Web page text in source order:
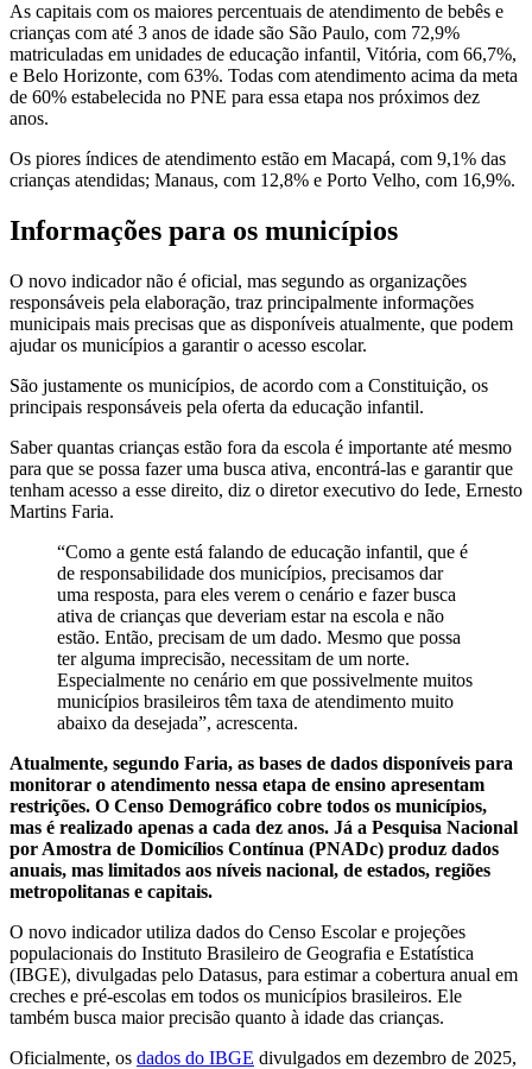
As capitais com os maiores percentuais de atendimento de bebês e
crianças com até 3 anos de idade são São Paulo, com 72,9%
matriculadas em unidades de educação infantil, Vitória, com 66,7%,
e Belo Horizonte, com 63%. Todas com atendimento acima da meta
de 60% estabelecida no PNE para essa etapa nos próximos dez
anos.
Os piores índices de atendimento estão em Macapá, com 9,1% das
crianças atendidas; Manaus, com 12,8% e Porto Velho, com 16,9%.
Informações para os municípios
O novo indicador não é oficial, mas segundo as organizações
responsáveis pela elaboração, traz principalmente informações
municipais mais precisas que as disponíveis atualmente, que podem
ajudar os municípios a garantir o acesso escolar.
São justamente os municípios, de acordo com a Constituição, os
principais responsáveis pela oferta da educação infantil.
Saber quantas crianças estão fora da escola é importante até mesmo
para que se possa fazer uma busca ativa, encontrá-las e garantir que
tenham acesso a esse direito, diz o diretor executivo do Iede, Ernesto
Martins Faria.
“Como a gente está falando de educação infantil, que é
de responsabilidade dos municípios, precisamos dar
uma resposta, para eles verem o cenário e fazer busca
ativa de crianças que deveriam estar na escola e não
estão. Então, precisam de um dado. Mesmo que possa
ter alguma imprecisão, necessitam de um norte.
Especialmente no cenário em que possivelmente muitos
municípios brasileiros têm taxa de atendimento muito
abaixo da desejada”, acrescenta.
Atualmente, segundo Faria, as bases de dados disponíveis para
monitorar o atendimento nessa etapa de ensino apresentam
restrições. O Censo Demográfico cobre todos os municípios,
mas é realizado apenas a cada dez anos. Já a Pesquisa Nacional
por Amostra de Domicílios Contínua (PNADc) produz dados
anuais, mas limitados aos níveis nacional, de estados, regiões
metropolitanas e capitais.
O novo indicador utiliza dados do Censo Escolar e projeções
populacionais do Instituto Brasileiro de Geografia e Estatística
(IBGE), divulgadas pelo Datasus, para estimar a cobertura anual em
creches e pré-escolas em todos os municípios brasileiros. Ele
também busca maior precisão quanto à idade das crianças.
Oficialmente, os dados do IBGE divulgados em dezembro de 2025,